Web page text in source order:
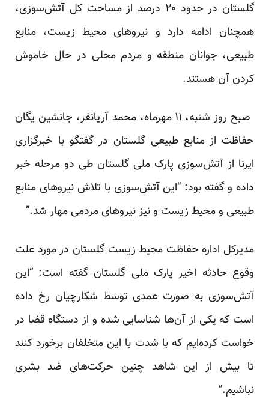
گلستان در حدود ۲۰ درصد از مساحت کل آتش‌سوزی،
همچنان ادامه دارد و نیروهای محیط زیست، منابع
طبیعی، جوانان منطقه و مردم محلی در حال خاموش
کردن آن هستند.
صبح روز شنبه، ۱۱ مهرماه، محمد آریانفر، جانشین یگان
حفاظت از منابع طبیعی گلستان در گفتگو با خبرگزاری
ایرنا از آتش‌سوزی پارک ملی گلستان طی دو مرحله خبر
داده و گفته بود: “این آتش‌سوزی با تلاش نیروهای منابع
طبیعی و محیط زیست و نیز نیروهای مردمی مهار شد.”
مدیرکل اداره حفاظت محیط زیست گلستان در مورد علت
وقوع حادثه اخیر پارک ملی گلستان گفته است: “این
آتش‌سوزی به صورت عمدی توسط شکارچیان رخ داده
است که یکی از آن‌ها شناسایی شده و از دستگاه قضا در
خواست کرده‌ایم که با شدت با این متخلفان برخورد کنند
تا بیش از این شاهد چنین حرکت‌های ضد بشری
نباشیم.”